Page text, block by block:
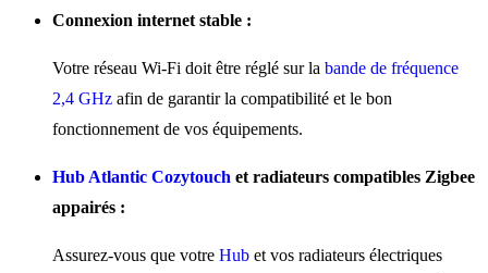
Connexion internet stable :
Votre réseau Wi-Fi doit être réglé sur la bande de fréquence
2,4 GHz afin de garantir la compatibilité et le bon
fonctionnement de vos équipements.
Hub Atlantic Cozytouch et radiateurs compatibles Zigbee
appairés :
Assurez-vous que votre Hub et vos radiateurs électriques